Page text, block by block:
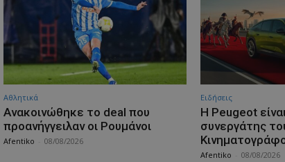
Αθλητικά
Aνακοινώθηκε το deal που
προανήγγειλαν οι Ρουμάνοι
Afentiko 08/08/2026
Ειδήσεις
Η Peugeot
συνεργάτης
Afentiko 08/08/2026